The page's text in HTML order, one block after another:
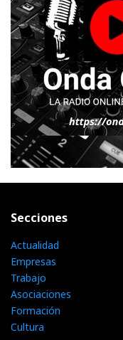
Secciones
Actualidad
Empresas
Trabajo
Asociaciones
Formación
Cultura